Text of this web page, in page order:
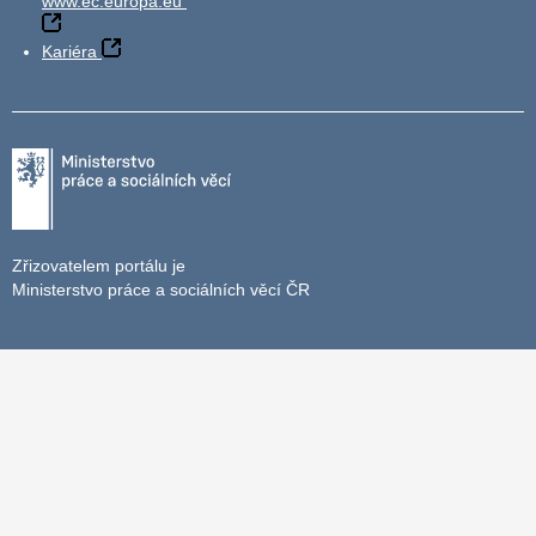
Kariéra
Zřizovatelem portálu je
Ministerstvo práce a sociálních věcí ČR